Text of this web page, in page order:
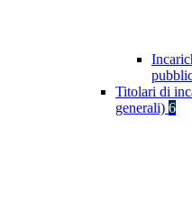
Titolari di
generali) 6